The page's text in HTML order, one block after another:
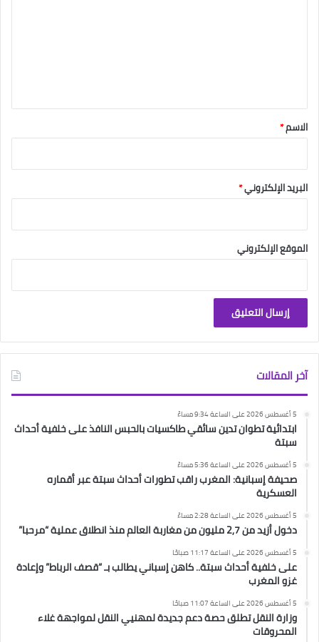
*
الاسم*
البريد الإلكتروني*
الموقع الإلكتروني
آخر المقالات
5 أغسطس 2026 على الساعة 9:34 مساءً
ابتدائية تطوان تدين سائقي طاكسيات بالحبس النافذ على خلفية أحداث
سبتة
5 أغسطس 2026 على الساعة 5:36 مساءً
صحيفة إسبانية: المغرب راقب تطورات أحداث سبتة عبر أقماره
العسكرية
5 أغسطس 2026 على الساعة 2:28 مساءً
دخول أزيد من 2,7 مليون من مغاربة العالم منذ انطلاق عملية “مرحبا”
5 أغسطس 2026 على الساعة 11:17 صباحًا
على خلفية أحداث سبتة.. كاهن إسباني يطالب بـ “قصف الرباط” وإعادة
غزو المغرب
5 أغسطس 2026 على الساعة 11:07 صباحًا
وزارة النقل تطلق حصة دعم جديدة لمهنيي النقل لمواجهة غلاء
المحروقات